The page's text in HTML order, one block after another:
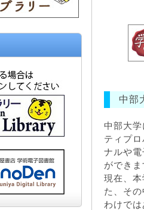
中部
中部大
ティプ
ナルや
ができま
現在、
た、そ
わけでは